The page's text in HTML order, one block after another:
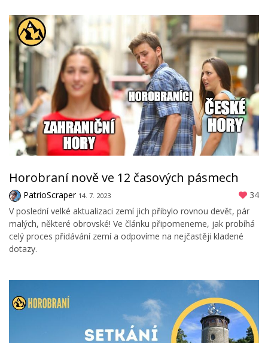
Horobraní nově ve 12 časových pásmech
PatrioScraper 14. 7. 2023
34
V poslední velké aktualizaci zemí jich přibylo rovnou devět, pár
malých, některé obrovské! Ve článku připomeneme, jak probíhá
celý proces přidávání zemí a odpovíme na nejčastěji kladené
dotazy.